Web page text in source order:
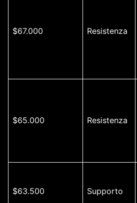
$67.000 Resistenza
$65.000 Resistenza
$63.500 Supporto